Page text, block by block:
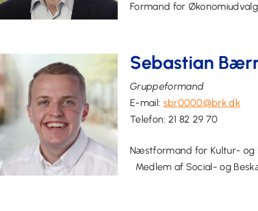
Formand for Økonomiudva
Sebastian
Gruppeformand
E-mail: sbr0000@brk.dk
Telefon: 21 82 29 70
Næstformand for
Medlem af Social- og